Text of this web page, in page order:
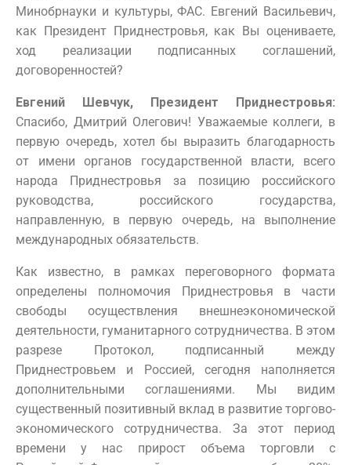
Минобрнауки и культуры, ФАС. Евгений Васильевич,
как Президент Приднестровья, как Вы оцениваете,
ход реализации подписанных соглашений,
договоренностей?
Евгений Шевчук, Президент Приднестровья:
Спасибо, Дмитрий Олегович! Уважаемые коллеги, в
первую очередь, хотел бы выразить благодарность
от имени органов государственной власти, всего
народа Приднестровья за позицию российского
руководства, российского государства,
направленную, в первую очередь, на выполнение
международных обязательств.
Как известно, в рамках переговорного формата
определены полномочия Приднестровья в части
свободы осуществления внешнеэкономической
деятельности, гуманитарного сотрудничества. В этом
разрезе Протокол, подписанный между
Приднестровьем и Россией, сегодня наполняется
дополнительными соглашениями. Мы видим
существенный позитивный вклад в развитие торгово-
экономического сотрудничества. За этот период
времени у нас прирост объема торговли с